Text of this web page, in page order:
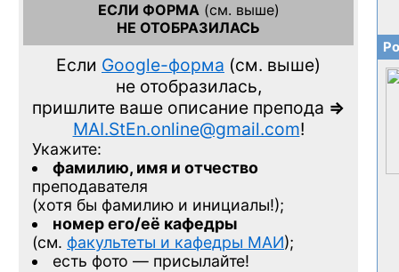
ЕСЛИ ФОРМА(см. выше)
НЕ ОТОБРАЗИЛАСЬ
Если Google-форма (см. выше)
не отобразилась,
пришлите ваше описание препода =>
MAI.StEn.online@gmail.com!
Укажите:
фамилию, имя и отчество
преподавателя
(хотя бы фамилию и инициалы!);
номер его/её кафедры
(см. факультеты и кафедры МАИ);
есть фото — присылайте!